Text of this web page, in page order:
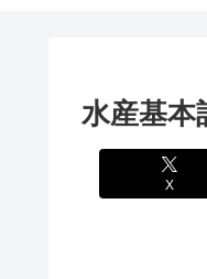
水産基本
X